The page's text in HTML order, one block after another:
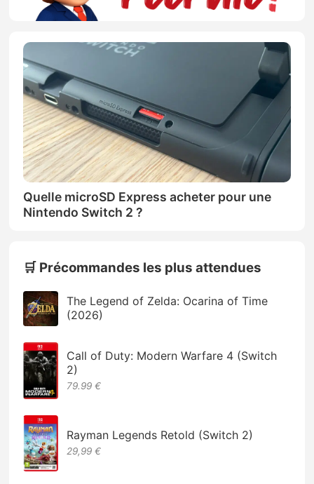
Quelle microSD Express acheter pour une
Nintendo Switch 2 ?
🛒 Précommandes les plus attendues
The Legend of Zelda: Ocarina of Time
(2026)
Call of Duty: Modern Warfare 4 (Switch
2)
79.99 €
Rayman Legends Retold (Switch 2)
29,99 €